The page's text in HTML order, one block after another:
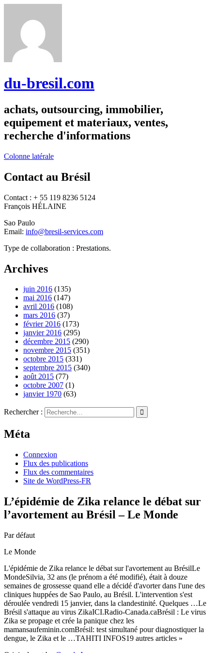
du-bresil.com
achats, outsourcing, immobilier,
equipement et materiaux, ventes,
recherche d'informations
Colonne latérale
Contact au Brésil
Contact : + 55 119 8236 5124
François HÉLAINE
Sao Paulo
Email: info@bresil-services.com
Type de collaboration : Prestations.
Archives
juin 2016 (135)
mai 2016 (147)
avril 2016 (108)
mars 2016 (37)
février 2016 (173)
janvier 2016 (295)
décembre 2015 (290)
novembre 2015 (351)
octobre 2015 (331)
septembre 2015 (340)
août 2015 (77)
octobre 2007 (1)
janvier 1970 (63)
Rechercher :
Méta
Connexion
Flux des publications
Flux des commentaires
Site de WordPress-FR
L’épidémie de Zika relance le débat sur
l’avortement au Brésil – Le Monde
Par défaut
Le Monde
L'épidémie de Zika relance le débat sur l'avortement au BrésilLe
MondeSilvia, 32 ans (le prénom a été modifié), était à douze
semaines de grossesse quand elle a décidé d'avorter dans l'une des
cliniques huppées de Sao Paulo, au Brésil. L'intervention s'est
déroulée vendredi 15 janvier, dans la clandestinité. Quelques …Le
Brésil s'attaque au virus ZikaICI.Radio-Canada.caBrésil : Le virus
Zika se propage et crée la panique chez les
mamansaufeminin.comBrésil: test simultané pour diagnostiquer la
dengue, le Zika et le …TAHITI INFOS19 autres articles »